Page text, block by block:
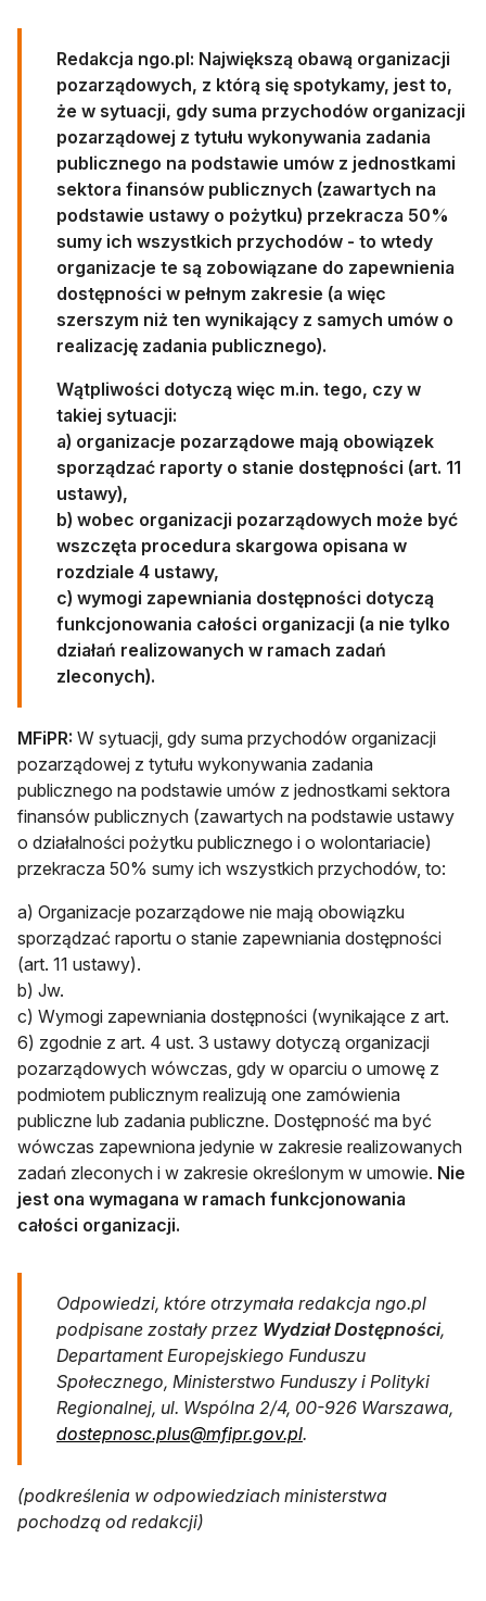
Redakcja ngo.pl: Największą obawą organizacji
pozarządowych, z którą się spotykamy, jest to,
że w sytuacji, gdy suma przychodów organizacji
pozarządowej z tytułu wykonywania zadania
publicznego na podstawie umów z jednostkami
sektora finansów publicznych (zawartych na
podstawie ustawy o pożytku) przekracza 50%
sumy ich wszystkich przychodów - to wtedy
organizacje te są zobowiązane do zapewnienia
dostępności w pełnym zakresie (a więc
szerszym niż ten wynikający z samych umów o
realizację zadania publicznego).
Wątpliwości dotyczą więc m.in. tego, czy w
takiej sytuacji:
a) organizacje pozarządowe mają obowiązek
sporządzać raporty o stanie dostępności (art. 11
ustawy),
b) wobec organizacji pozarządowych może być
wszczęta procedura skargowa opisana w
rozdziale 4 ustawy,
c) wymogi zapewniania dostępności dotyczą
funkcjonowania całości organizacji (a nie tylko
działań realizowanych w ramach zadań
zleconych).
MFiPR: W sytuacji, gdy suma przychodów organizacji
pozarządowej z tytułu wykonywania zadania
publicznego na podstawie umów z jednostkami sektora
finansów publicznych (zawartych na podstawie ustawy
o działalności pożytku publicznego i o wolontariacie)
przekracza 50% sumy ich wszystkich przychodów, to:
a) Organizacje pozarządowe nie mają obowiązku
sporządzać raportu o stanie zapewniania dostępności
(art. 11 ustawy).
b) Jw.
c) Wymogi zapewniania dostępności (wynikające z art.
6) zgodnie z art. 4 ust. 3 ustawy dotyczą organizacji
pozarządowych wówczas, gdy w oparciu o umowę z
podmiotem publicznym realizują one zamówienia
publiczne lub zadania publiczne. Dostępność ma być
wówczas zapewniona jedynie w zakresie realizowanych
zadań zleconych i w zakresie określonym w umowie. Nie
jest ona wymagana w ramach funkcjonowania
całości organizacji.
Odpowiedzi, które otrzymała redakcja ngo.pl
podpisane zostały przez Wydział Dostępności,
Departament Europejskiego Funduszu
Społecznego, Ministerstwo Funduszy i Polityki
Regionalnej, ul. Wspólna 2/4, 00-926 Warszawa,
dostepnosc.plus@mfipr.gov.plotwiera się w nowej
.
(podkreślenia w odpowiedziach ministerstwa
pochodzą od redakcji)